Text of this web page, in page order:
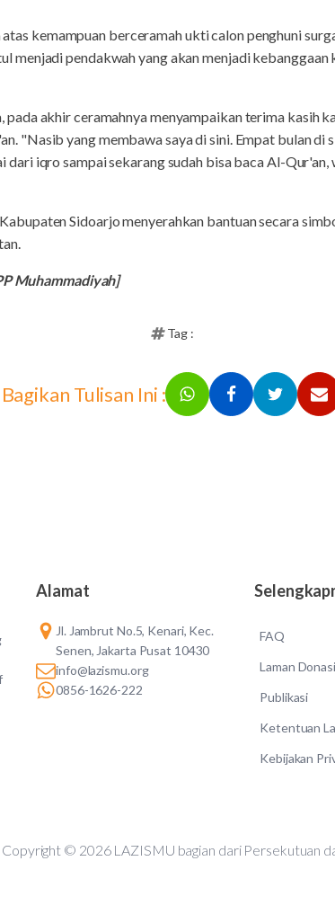
kemampuan berceramah ukti calon penghuni
menjadi pendakwah yang akan menjadi
pada akhir ceramahnya menyampaikan terima kasih
"Nasib yang membawa saya di sini. Empat bulan di
iqro sampai sekarang sudah bisa baca Al-Qur'an,
Sidoarjo menyerahkan bantuan secara
Muhammadiyah]
Tag :
Bagikan Tulisan Ini :
Alamat
Jl. Jambrut No.5, Kenari, Kec.
Senen, Jakarta Pusat 10430
info@lazismu.org
0856-1626-222
FAQ
Laman Donasi
Publikasi
Ketentuan
Kebijakan
Copyright © 2026 LAZISMU bagian dari Persekutuan